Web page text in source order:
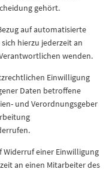
gehört.
auf automatisierte
hierzu jederzeit an
wenden.
Einwilligung
Daten betroffene
und Verordnungsgeber
Widerruf einer Einwilligung
an einen Mitarbeiter des